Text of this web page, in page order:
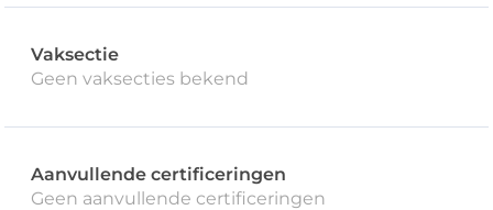
Vaksectie
Geen vaksecties bekend
Aanvullende certificeringen
Geen aanvullende certificeringen